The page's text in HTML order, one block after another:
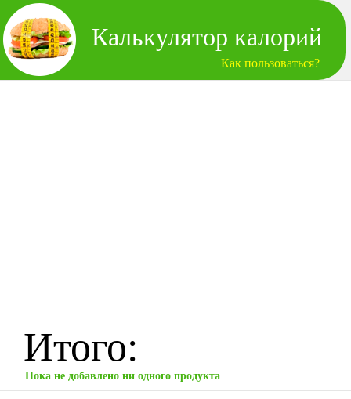
Калькулятор калорий
Как пользоваться?
Итого:
Пока не добавлено ни одного продукта